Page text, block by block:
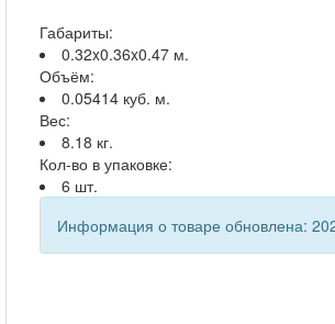
Габариты:
0.32x0.36x0.47 м.
Объём:
0.05414 куб. м.
Вес:
8.18 кг.
Кол-во в упаковке:
6 шт.
Информация о товаре обновлена: